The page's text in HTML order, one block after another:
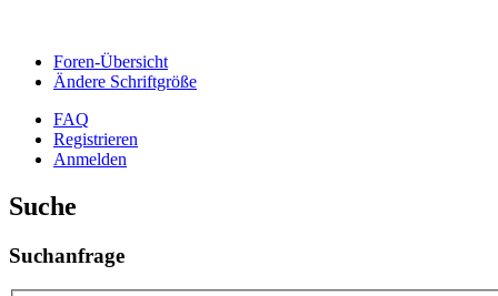
Foren-Übersicht
Ändere Schriftgröße
FAQ
Registrieren
Anmelden
Suche
Suchanfrage